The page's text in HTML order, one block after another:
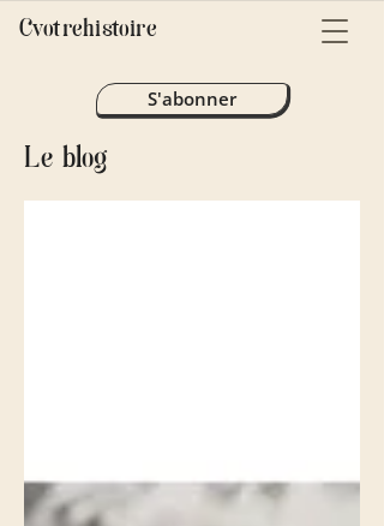
Cvotrehistoire
S'abonner
Le blog